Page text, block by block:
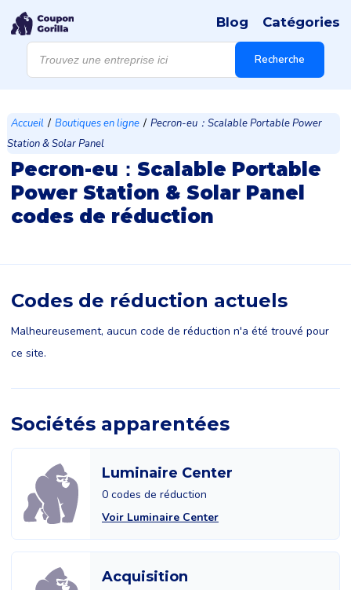
Recherche
produits
Recherche
Blog Catégories
Accueil / Boutiques en ligne / Pecron-eu：Scalable Portable Power
Station & Solar Panel
Pecron-eu：Scalable Portable
Power Station & Solar Panel
codes de réduction
Codes de réduction actuels
Malheureusement, aucun code de réduction n'a été trouvé pour
ce site.
Sociétés apparentées
Luminaire Center
0 codes de réduction
Voir Luminaire Center
Acquisition